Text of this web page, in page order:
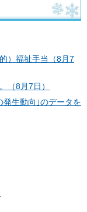
）福祉手当（8月7
（8月7日）
生動向｣のデータを